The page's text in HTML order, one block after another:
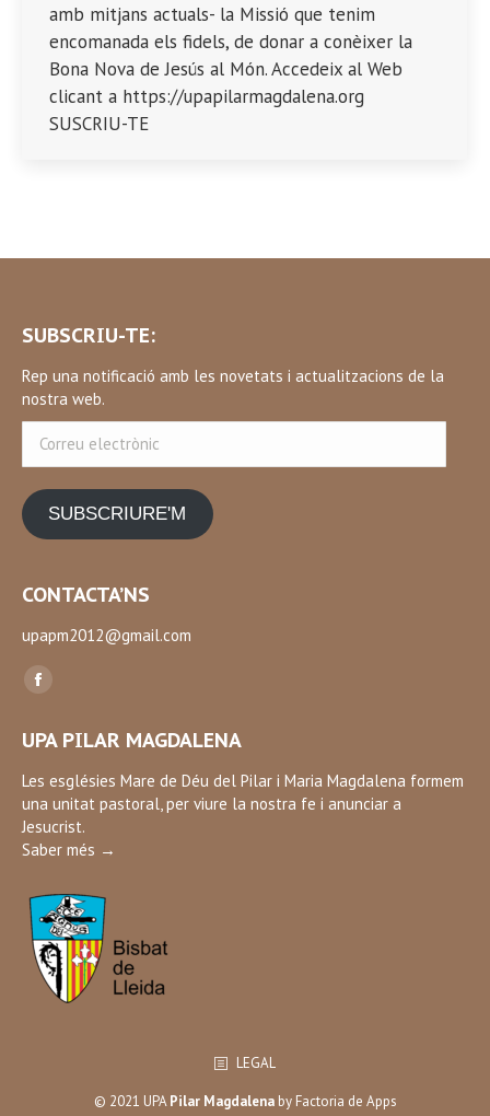
amb mitjans actuals- la Missió que tenim
encomanada els fidels, de donar a conèixer la
Bona Nova de Jesús al Món. Accedeix al Web
clicant a https://upapilarmagdalena.org
SUSCRIU-TE
SUBSCRIU-TE:
Rep una notificació amb les novetats i actualitzacions de la
nostra web.
electrònic
SUBSCRIURE'M
CONTACTA’NS
upapm2012@gmail.com
Find us on:
Facebook
opens
in
new
window
UPA PILAR MAGDALENA
Les esglésies Mare de Déu del Pilar i Maria Magdalena formem
una unitat pastoral, per viure la nostra fe i anunciar a
Jesucrist.
Saber més →
LEGAL
© 2021 UPAPilar Magdalenaby Factoria de Apps